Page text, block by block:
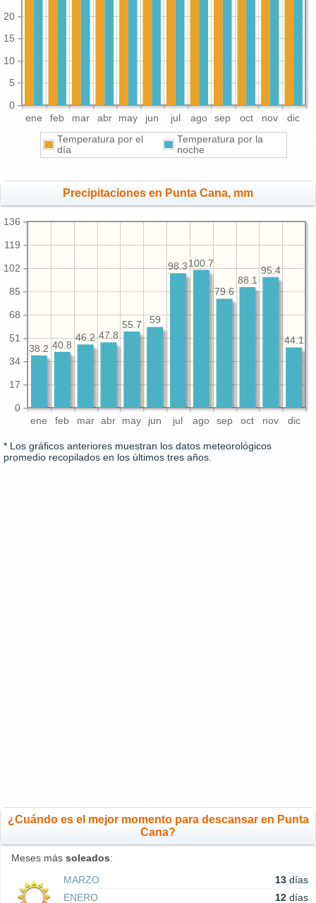
ene feb mar abr may jun jul ago sep oct nov dic
0
5
10
15
20
Temperatura por el
día
Temperatura por la
noche
Precipitaciones en Punta Cana, mm
ene feb mar abr may jun jul ago sep oct nov dic
0
17
34
51
68
85
102
119
136
44.1
95.4
88.1
79.6
100.7
98.3
59
55.7
47.8
46.2
40.8
38.2
* Los gráficos anteriores muestran los datos meteorológicos
promedio recopilados en los últimos tres años.
¿Cuándo es el mejor momento para descansar en Punta
Cana?
Meses más soleados:
MARZO
13 días
ENERO
12 días